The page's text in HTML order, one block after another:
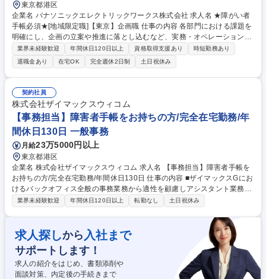
東京都港区
企業名 パナソニックエレクトリックワークス株式会社 求人名 ★障がい者
手帳必須★[地域限定職]【東京】企画職 仕事の内容 各部門における課題を
明確にし、企画の立案や推進に落とし込むなど、実務・オペレーションを
先導する立場としてご活躍いただきます。 【具体的な仕事内容】各種企
画・推進、各種資料作成などを中心としながら、担当領域における課題解
決を先導いただきます。 【キャリアパス】将来的には主務（主任）クラス
として部門のリーダーとしてご活躍いただくことを期待しております。入
社後、まずは企画職評価ランクの頂点を目指し、キャリアアップに挑戦い
ただけるよう、日々の指導だけではなく各種研修もご用意しています。 募
集職種 ★障がい者手帳必須★[地域限定職]【東京】企画職
業界未経験歓迎 年間休日120日以上 資格取得支援あり
時短勤務あり
退職金あり
在宅OK 完全週休2日制 土日祝休み
契約社員
株式会社ザイマックスウィコム
【事務担当】障害者手帳をお持ちの方/完全在宅勤務/年
間休日130日 一般事務
月給23万5000円以上
東京都港区
企業名 株式会社ザイマックスウィコム 求人名 【事務担当】障害者手帳を
お持ちの方/完全在宅勤務/年間休日130日 仕事の内容 ■ザイマックスGにお
けるバックオフィス全般の事務業務から適性を顧慮しアシスタント業務お
任せします。入社後はオンラインの環境下ですが丁寧に業務を教えますの
本日の行ったことの共有を行います。 ■具体的な業務内容 ・データ入力
・チェック業務 ・書類整理 ・業務サポート など ※スキルやご経験、ご障
害への配慮を考慮して、人事、総務、経理、法務、営業事務などの分野か
ら特定し業務をお任せ致します。 ≪変更の範囲：会社の定める業務≫ 募
集職種 【事務担当】障害者手帳をお持ちの方/完全在宅勤務/年間休日130
日
業界未経験歓迎 年間休日120日以上 転勤なし 土日祝休み
求人探しから 入社まで
サポートします！
求人の紹介をはじめ、書類添削や
面談対策、内定後の手続きまで